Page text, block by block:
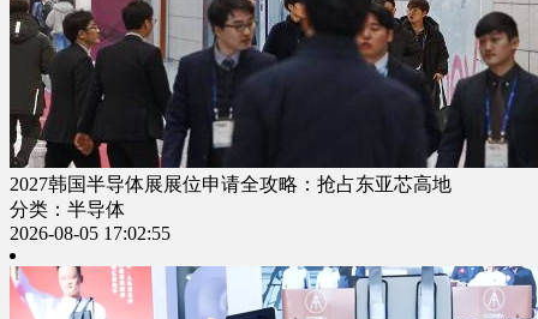
2027韩国半导体展展位申请全攻略：抢占东亚芯高地
分类：半导体
2026-08-05 17:02:55